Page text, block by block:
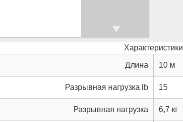
Характеристики
Длина 10 м
Разрывная нагрузка lb 15
Разрывная нагрузка 6,7 кг